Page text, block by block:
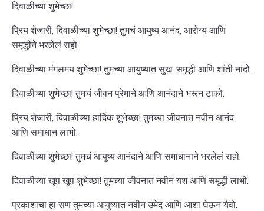
दिवाळीच्या शुभेच्छा!
प्रिय शेजारी, दिवाळीच्या शुभेच्छा! तुमचं आयुष्य आनंद, आरोग्य आणि
समृद्धीने भरलेलं राहो.
दिवाळीच्या मंगलमय शुभेच्छा! तुमच्या आयुष्यात सुख, समृद्धी आणि शांती नांदो.
दिवाळीच्या शुभेच्छा! तुमचं जीवन प्रेमाने आणि आनंदाने भरून टाको.
प्रिय शेजारी, दिवाळीच्या हार्दिक शुभेच्छा! तुमच्या जीवनात नवीन आनंद
आणि समाधान लाभो.
दिवाळीच्या शुभेच्छा! तुमचं आयुष्य आनंदाने आणि समाधानाने भरलेलं राहो.
दिवाळीच्या खूप खूप शुभेच्छा! तुमच्या जीवनात नवीन यश आणि समृद्धी लाभो.
प्रकाशाचा हा सण तुमच्या आयुष्यात नवीन उमेद आणि आशा घेऊन येवो.